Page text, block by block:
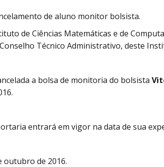
de aluno monitor bolsista.
de Ciências Matemáticas e de
Técnico Administrativo, deste
a bolsa de monitoria do bolsista
entrará em vigor na data de sua
outubro de 2016.